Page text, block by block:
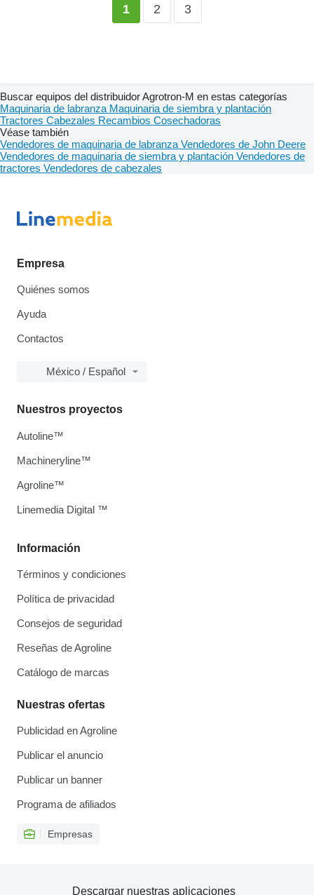
1 2 3
Buscar equipos del distribuidor Agrotron-M en estas categorías
Maquinaria de labranza Maquinaria de siembra y plantación
Tractores Cabezales Recambios Cosechadoras
Véase también
Vendedores de maquinaria de labranza Vendedores de John Deere
Vendedores de maquinaria de siembra y plantación Vendedores de
tractores Vendedores de cabezales
Empresa
Quiénes somos
Ayuda
Contactos
México / Español
Información
Términos y condiciones
Política de privacidad
Consejos de seguridad
Reseñas de Agroline
Catálogo de marcas
Nuestras ofertas
Publicidad en Agroline
Publicar el anuncio
Publicar un banner
Programa de afiliados
Empresas
Nuestros proyectos
Autoline™
Machineryline™
Agroline™
Linemedia Digital ™
Descargar nuestras aplicaciones